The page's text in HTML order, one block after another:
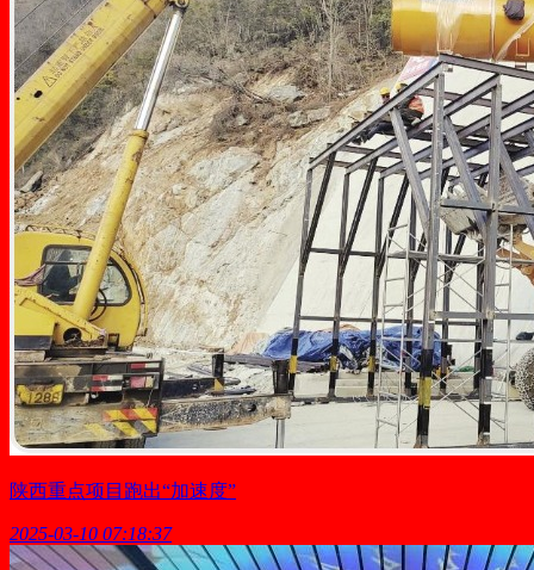
陕西重点项目跑出“加速度”
2025-03-10 07:18:37